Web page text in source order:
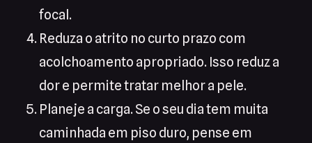
focal.
Reduza o atrito no curto prazo com
acolchoamento apropriado. Isso reduz a
dor e permite tratar melhor a pele.
Planeje a carga. Se o seu dia tem muita
caminhada em piso duro, pense em